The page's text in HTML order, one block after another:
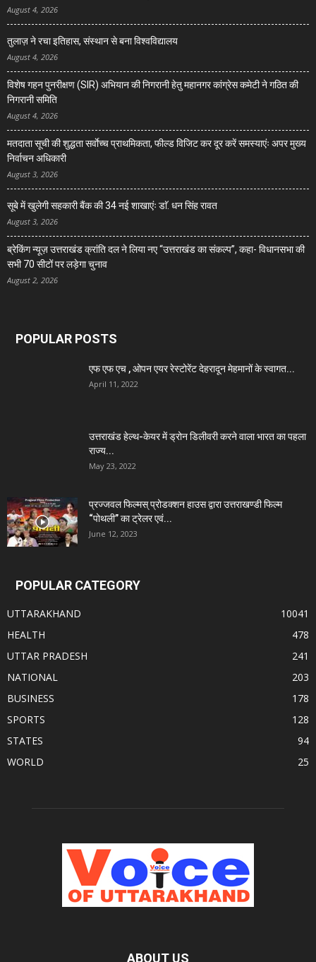
August 4, 2026
तुलाज़ ने रचा इतिहास, संस्थान से बना विश्वविद्यालय
August 4, 2026
विशेष गहन पुनरीक्षण (SIR) अभियान की निगरानी हेतु महानगर कांग्रेस कमेटी ने गठित की
निगरानी समिति
August 4, 2026
मतदाता सूची की शुद्धता सर्वाेच्च प्राथमिकता, फील्ड विजिट कर दूर करें समस्याएंः अपर मुख्य
निर्वाचन अधिकारी
August 3, 2026
सूबे में खुलेगी सहकारी बैंक की 34 नई शाखाएंः डाॅ. धन सिंह रावत
August 3, 2026
ब्रेकिंग न्यूज़ उत्तराखंड क्रांति दल ने लिया नए “उत्तराखंड का संकल्प”, कहा- विधानसभा की
सभी 70 सीटों पर लड़ेगा चुनाव
August 2, 2026
POPULAR POSTS
एफ एफ एच , ओपन एयर रेस्टोरेंट देहरादून मेहमानों के स्वागत...
April 11, 2022
उत्तराखंड हेल्थ-केयर में ड्रोन डिलीवरी करने वाला भारत का पहला
राज्य...
May 23, 2022
प्रज्जवल फिल्मस् प्रोडक्शन हाउस द्वारा उत्तराखण्डी फिल्म
“पोथली” का ट्रेलर एवं...
June 12, 2023
POPULAR CATEGORY
UTTARAKHAND
10041
HEALTH
478
UTTAR PRADESH
241
NATIONAL
203
BUSINESS
178
SPORTS
128
STATES
94
WORLD
25
ABOUT US